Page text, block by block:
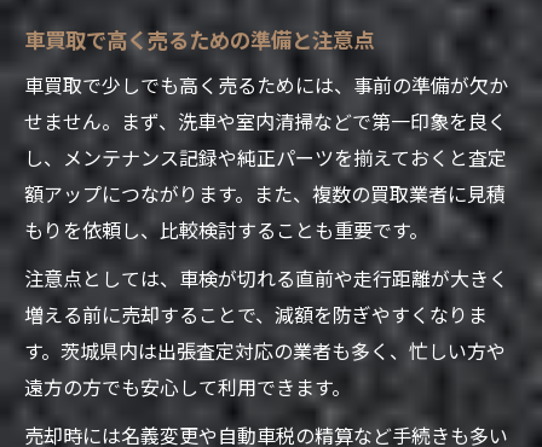
車買取で高く売るための準備と注意点
車買取で少しでも高く売るためには、事前の準備が欠か
せません。まず、洗車や室内清掃などで第一印象を良く
し、メンテナンス記録や純正パーツを揃えておくと査定
額アップにつながります。また、複数の買取業者に見積
もりを依頼し、比較検討することも重要です。
注意点としては、車検が切れる直前や走行距離が大きく
増える前に売却することで、減額を防ぎやすくなりま
す。茨城県内は出張査定対応の業者も多く、忙しい方や
遠方の方でも安心して利用できます。
売却時には名義変更や自動車税の精算など手続きも多い